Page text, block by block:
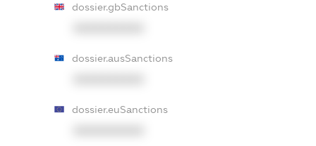
dossier.gbSanctions
dossier.ausSanctions
dossier.euSanctions